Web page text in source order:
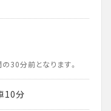
30分前となります。
10分